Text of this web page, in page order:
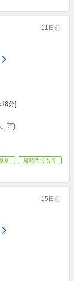
11日前
分]
, 専)
加
短時間でも可
15日前